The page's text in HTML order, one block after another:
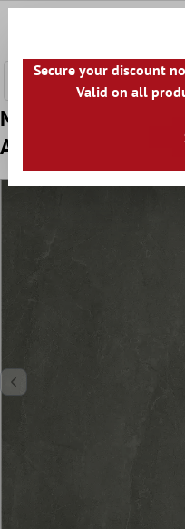
Muestra Losas Para
Antracita
Secure your discount
Valid on all